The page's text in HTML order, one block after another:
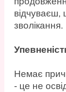
відчуваєш,
зволікання.
Немає
- це не